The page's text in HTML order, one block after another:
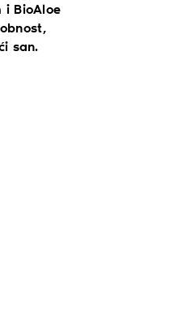
i BioAloe
san.